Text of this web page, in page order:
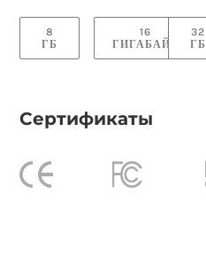
8
ГБ
16
ГИГАБАЙТ
32
ГБ
Сертификаты